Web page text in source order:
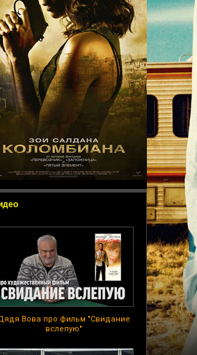
Вова про фильм "Свидание
вслепую"